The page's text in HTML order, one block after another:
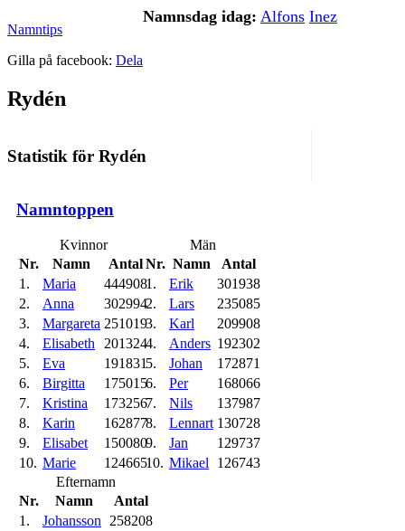
Namntips
Gilla på facebook: Dela
Namnsdag idag: Alfons Inez
Rydén
Statistik för Rydén
Namntoppen
Kvinnor
Nr.
Namn
Antal
1.
Maria
444908
2.
Anna
302994
3.
Margareta 251019
4.
Elisabeth
201324
5.
Eva
191831
6.
Birgitta
175015
7.
Kristina
173256
8.
Karin
162877
9.
Elisabet
150080
10. Marie 124665
Män
Nr. Namn
Antal
1.
Erik
301938
2.
Lars
235085
3.
Karl
209908
4.
Anders 192302
5.
Johan
172871
6.
Per
168066
7.
Nils
137987
8.
Lennart 130728
9.
Jan
129737
10. Mikael
126743
Efternamn
Nr.
Namn
Antal
1.
Johansson
258208